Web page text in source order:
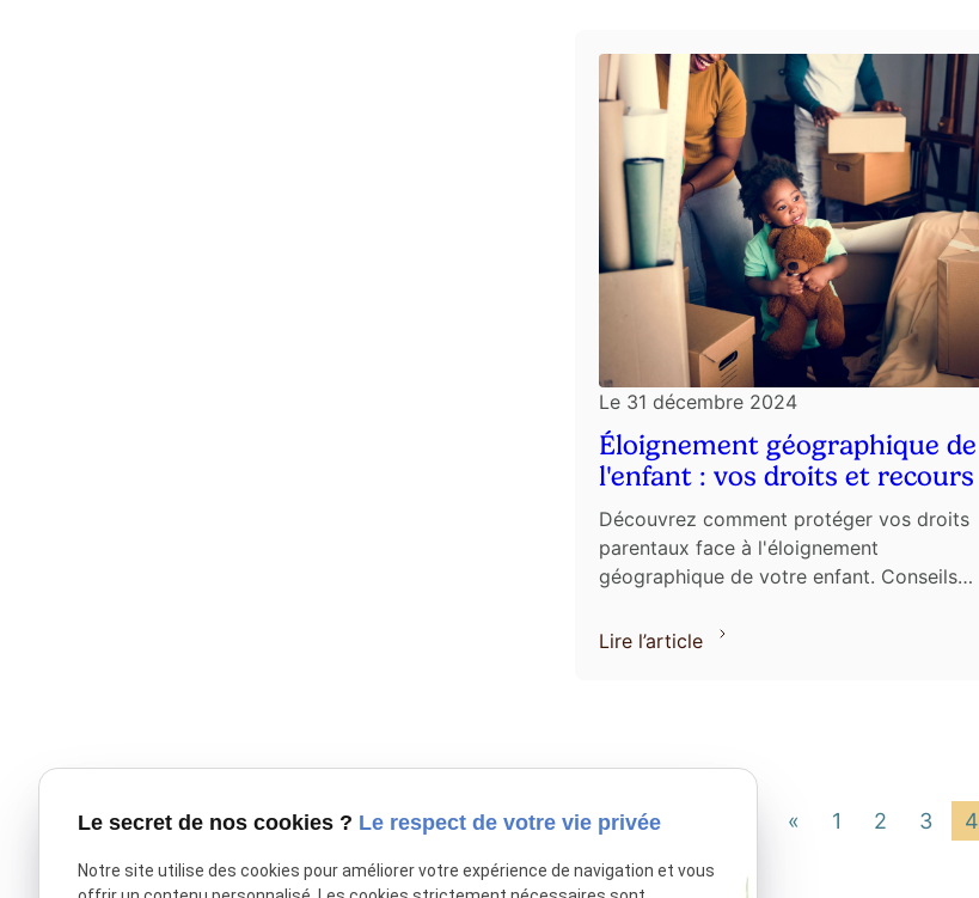
Le 31 décembre 2024
Éloignement géographique de
l'enfant : vos droits et recours
Découvrez comment protéger vos droits
parentaux face à l'éloignement
géographique de votre enfant. Conseils
efficacement.
Lire l’article
« 1 2 3 4
Le secret de nos cookies ? Le respect de votre vie privée
Notre site utilise des cookies pour améliorer votre expérience de navigation et vous